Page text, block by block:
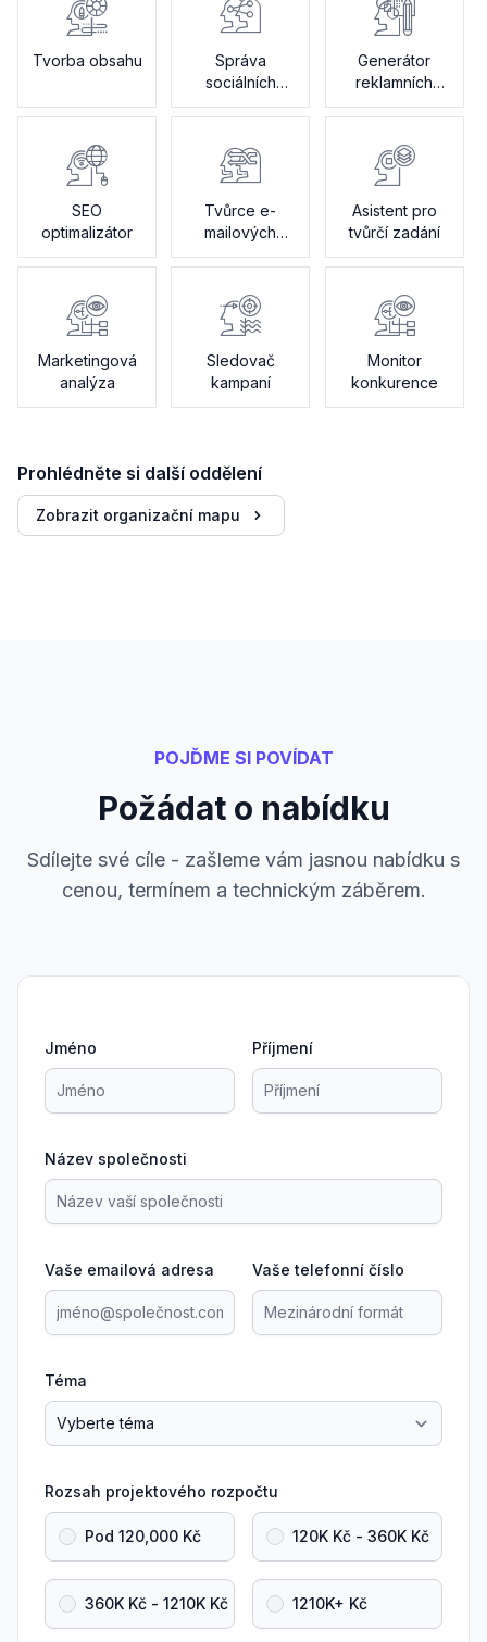
Tvorba obsahu
Správa
sociálních
médií
Generátor
reklamních
textů
SEO
optimalizátor
Tvůrce e-
mailových
kampaní
Asistent pro
tvůrčí zadání
Marketingová
analýza
Sledovač
kampaní
Monitor
konkurence
Prohlédněte si další oddělení
Zobrazit organizační mapu
POJĎME SI POVÍDAT
Požádat o nabídku
Sdílejte své cíle - zašleme vám jasnou nabídku s
cenou, termínem a technickým záběrem.
Jméno Příjmení
Název společnosti
Vaše emailová adresa Vaše telefonní číslo
Téma
Rozsah projektového rozpočtu
Pod 120,000 Kč 120K Kč - 360K Kč
360K Kč - 1210K Kč 1210K+ Kč